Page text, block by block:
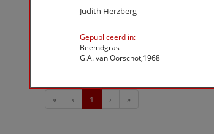
Herzberg, Judith
«First ‹Previous
1 ›Next»Last
Judith Herzberg
Gepubliceerd in:
Beemdgras
G.A. van Oorschot,1968